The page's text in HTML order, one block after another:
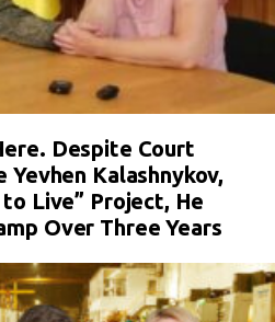
Despite Court
Yevhen Kalashnykov,
Live” Project, He
Over Three Years